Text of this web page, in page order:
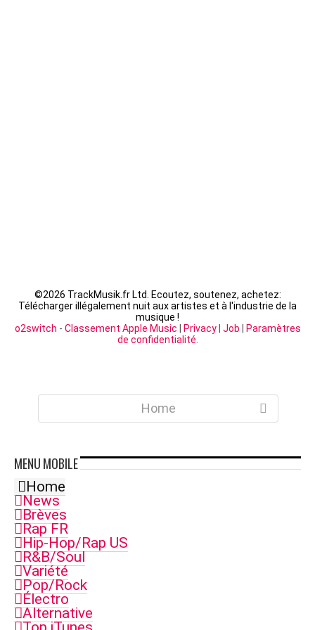
©2026 TrackMusik.fr Ltd. Ecoutez, soutenez, achetez:
Télécharger illégalement nuit aux artistes et à l'industrie de la
musique !
o2switch - Classement Apple Music Privacy| Job
Paramètres
de confidentialité
Home
MENUMOBILE
Home
News
Brèves
Rap FR
Hip-Hop/Rap US
R&B/Soul
Variété
Pop/Rock
Électro
Alternative